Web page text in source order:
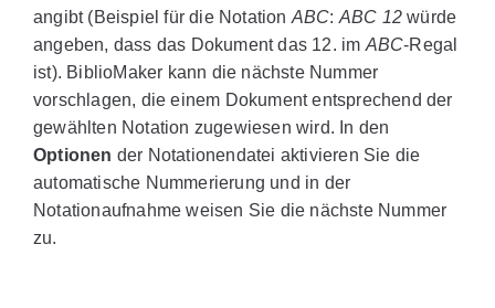
angibt (Beispiel für die Notation ABC: ABC 12würde
angeben, dass das Dokument das 12. im ABC-Regal
ist). BiblioMaker kann die nächste Nummer
vorschlagen, die einem Dokument entsprechend der
gewählten Notation zugewiesen wird. In den
Optionen der Notationendatei aktivieren Sie die
automatische Nummerierung und in der
Notationaufnahme weisen Sie die nächste Nummer
zu.